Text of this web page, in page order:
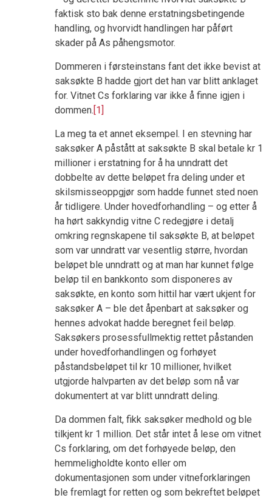
faktisk sto bak denne erstatningsbetingende
handling, og hvorvidt handlingen har påført
skader på As påhengsmotor.
Dommeren i førsteinstans fant det ikke bevist at
saksøkte B hadde gjort det han var blitt anklaget
for. Vitnet Cs forklaring var ikke å finne igjen i
dommen.[1]
La meg ta et annet eksempel. I en stevning har
saksøker A påstått at saksøkte B skal betale kr 1
millioner i erstatning for å ha unndratt det
dobbelte av dette beløpet fra deling under et
skilsmisseoppgjør som hadde funnet sted noen
år tidligere. Under hovedforhandling – og etter å
ha hørt sakkyndig vitne C redegjøre i detalj
omkring regnskapene til saksøkte B, at beløpet
som var unndratt var vesentlig større, hvordan
beløpet ble unndratt og at man har kunnet følge
beløp til en bankkonto som disponeres av
saksøkte, en konto som hittil har vært ukjent for
saksøker A – ble det åpenbart at saksøker og
hennes advokat hadde beregnet feil beløp.
Saksøkers prosessfullmektig rettet påstanden
under hovedforhandlingen og forhøyet
påstandsbeløpet til kr 10 millioner, hvilket
utgjorde halvparten av det beløp som nå var
dokumentert at var blitt unndratt deling.
Da dommen falt, fikk saksøker medhold og ble
tilkjent kr 1 million. Det står intet å lese om vitnet
Cs forklaring, om det forhøyede beløp, den
hemmeligholdte konto eller om
dokumentasjonen som under vitneforklaringen
ble fremlagt for retten og som bekreftet beløpet